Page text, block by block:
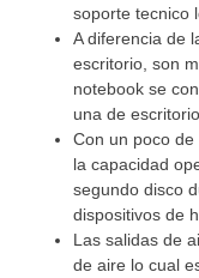
soporte tecnico
A diferencia de
escritorio, son
notebook se
una de
Con un poco
la capacidad
segundo disco
dispositivos de
Las salidas de
de aire lo cual